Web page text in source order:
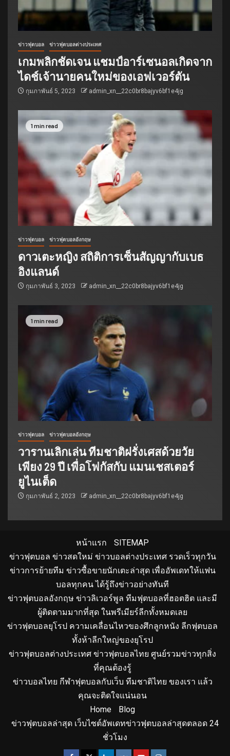
ข่าวฟุตบอล ข่าวฟุตบอลต่างประเทศ
เกมพลิกชัดเจน แชมป์อาร์เซนอลเกิดจาก
ไดช์เจ้านายคนใหม่ของเอฟเวอร์ตัน
กุมภาพันธ์ 5, 2023 admin_xn__22c0br8bajyv6bf1e4jg
1 min read
ข่าวฟุตบอล ข่าวฟุตบอลอังกฤษ
ดาวเตะหญิง สถิติการเซ็นสัญญากับเบธ
อิงแลนด์
กุมภาพันธ์ 3, 2023 admin_xn__22c0br8bajyv6bf1e4jg
1 min read
ข่าวฟุตบอล ข่าวฟุตบอลอังกฤษ
วารานเลิกเล่น ทีมชาติฝรั่งเศสด้วยวัย
เพียง 29 ปี เพื่อโฟกัสกับ แมนเชสเตอร์
ยูไนเต็ด
กุมภาพันธ์ 2, 2023 admin_xn__22c0br8bajyv6bf1e4jg
หน้าแรก
SITEMAP
ข่าวฟุตบอล ข่าวสดใหม่ ข่าวบอลต่างประเทศ รวดเร็วทุกวัน
ข่าวการย้ายทีม ข่าวซื้อขายนักเตะล่าสุด เพื่ออัพเดทให้แฟน
บอลทุกคน ได้รู้ถึงข่าวอย่างทันที
ข่าวฟุตบอลอังกฤษ ข่าวลิเวอร์พูล ทีมฟุตบอลที่ฮอตฮิต และมี
ผู้ติดตามมากที่สุด ในพรีเมียร์ลีกทั้งหมดเลย
ข่าวฟุตบอลยุโรป ความเคลื่อนไหวของศึกลูกหนัง ลีกฟุตบอล
ทั้งห้าลีกใหญ่ของยุโรป
ข่าวฟุตบอลต่างประเทศ ข่าวฟุตบอลไทย ศูนย์รวมข่าวทุกสิ่ง
ที่คุณต้องรู้
ข่าวบอลไทย กีฬาฟุตบอลกับเว็บ ทีมชาติไทย ของเรา แล้ว
คุณจะติดใจแน่นอน
Home
Blog
ข่าวฟุตบอลล่าสุด เว็บไซต์อัพเดทข่าวฟุตบอลล่าสุดตลอด 24
ชั่วโมง